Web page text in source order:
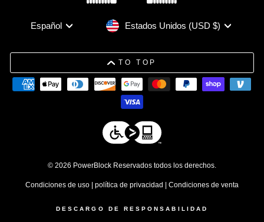
Idioma
Español MonedaEstados Unidos (USD $)
TO TOP
© 2026 PowerBlock Reservados todos los derechos.
Condiciones de uso política de privacidad Condiciones de venta
DESCARGO DE RESPONSABILIDAD